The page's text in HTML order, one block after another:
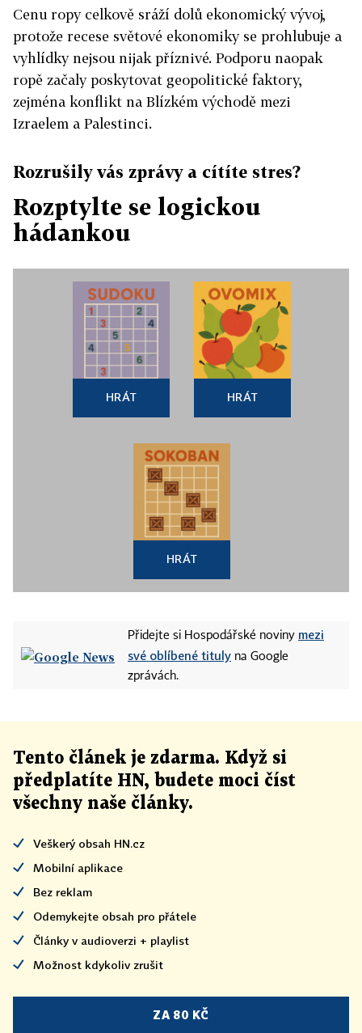
Cenu ropy celkově sráží dolů ekonomický vývoj,
protože recese světové ekonomiky se prohlubuje a
vyhlídky nejsou nijak příznivé. Podporu naopak
ropě začaly poskytovat geopolitické faktory,
zejména konflikt na Blízkém východě mezi
Izraelem a Palestinci.
Rozrušily vás zprávy a cítíte stres?
Rozptylte se logickou
hádankou
HRÁT HRÁT
HRÁT
Přidejte si Hospodářské noviny mezi
své oblíbené tituly na Google
zprávách.
Tento článek je zdarma. Když si
předplatíte HN, budete moci číst
všechny naše články.
Veškerý obsah HN.cz
Mobilní aplikace
Bez reklam
Odemykejte obsah pro přátele
Články v audioverzi + playlist
Možnost kdykoliv zrušit
ZA 80 KČ